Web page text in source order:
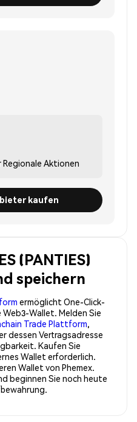
Regionale Aktionen
kaufen
(PANTIES)
speichern
ermöglicht One-Click-
Wallet. Melden Sie
Trade Plattform,
dessen Vertragsadresse
Kaufen Sie
Wallet erforderlich.
Wallet von Phemex.
beginnen Sie noch heute